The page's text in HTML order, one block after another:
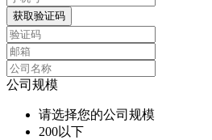
获取验证码
公司规模
请选择您的公司规模
200以下